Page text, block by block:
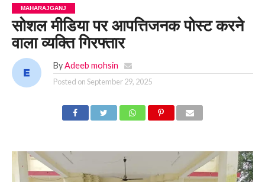
MAHARAJGANJ
सोशल मीडिया पर आपत्तिजनक पोस्ट करने
वाला व्यक्ति गिरफ्तार
By Adeeb mohsin
Posted onSeptember 29, 2025